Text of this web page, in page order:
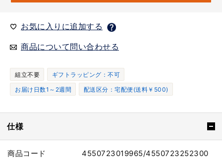
お気に入りに追加する
商品について問い合わせる
組立不要
ギフトラッピング：不可
お届け日数1～2週間
配送区分：宅配便(送料￥500)
仕様
商品コード
4550723019965/4550723252300